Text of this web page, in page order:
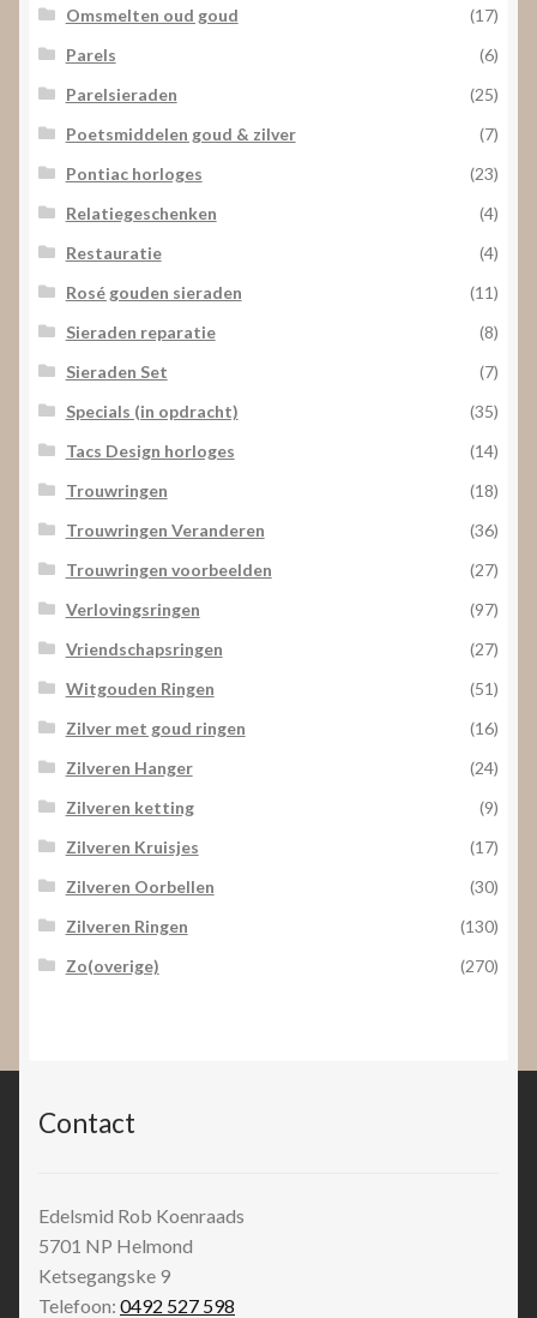
Omsmelten oud goud
(17)
Parels
(6)
Parelsieraden
(25)
Poetsmiddelen goud & zilver
(7)
Pontiac horloges
(23)
Relatiegeschenken
(4)
Restauratie
(4)
Rosé gouden sieraden
(11)
Sieraden reparatie
(8)
Sieraden Set
(7)
Specials (in opdracht)
(35)
Tacs Design horloges
(14)
Trouwringen
(18)
Trouwringen Veranderen
(36)
Trouwringen voorbeelden
(27)
Verlovingsringen
(97)
Vriendschapsringen
(27)
Witgouden Ringen
(51)
Zilver met goud ringen
(16)
Zilveren Hanger
(24)
Zilveren ketting
(9)
Zilveren Kruisjes
(17)
Zilveren Oorbellen
(30)
Zilveren Ringen
(130)
Zo(overige)
(270)
Contact
Edelsmid Rob Koenraads
5701 NP Helmond
Ketsegangske 9
Telefoon: 0492 527 598